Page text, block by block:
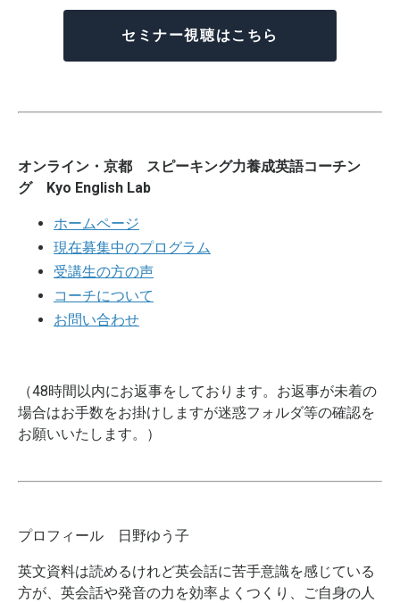
セミナー視聴はこちら
オンライン・京都 スピーキング力養成英語コーチン
グ Kyo English Lab
ホームページ
現在募集中のプログラム
受講生の方の声
コーチについて
お問い合わせ
（48時間以内にお返事をしております。お返事が未着の
場合はお手数をお掛けしますが迷惑フォルダ等の確認を
お願いいたします。）
プロフィール 日野ゆう子
英文資料は読めるけれど英会話に苦手意識を感じている
方が、英会話や発音の力を効率よくつくり、ご自身の人